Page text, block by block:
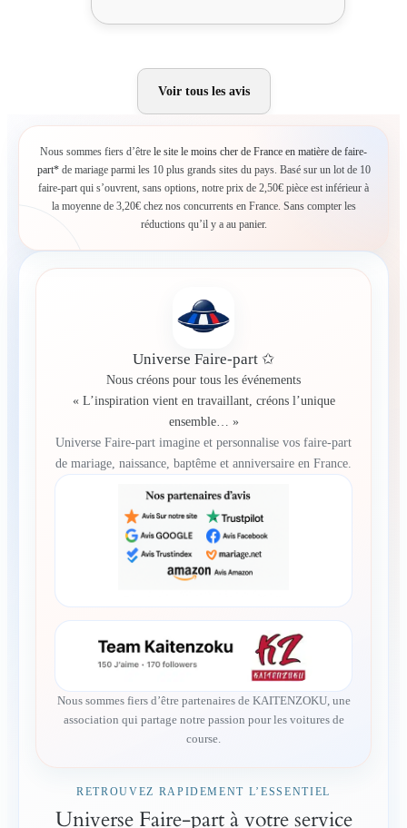
Voir tous les avis
Nous sommes fiers d’être le site le moins cher de France en matière de faire-
part*de mariage parmi les 10 plus grands sites du pays. Basé sur un lot de 10
faire-part qui s’ouvrent, sans options, notre prix de 2,50€ pièce est inférieur à
la moyenne de 3,20€ chez nos concurrents en France. Sans compter les
réductions qu’il y a au panier.
Universe Faire-part ✩
Nous créons pour tous les événements
« L’inspiration vient en travaillant, créons l’unique
ensemble… »
Universe Faire-part imagine et personnalise vos faire-part
de mariage, naissance, baptême et anniversaire en France.
Nous sommes fiers d’être partenaires de KAITENZOKU, une
association qui partage notre passion pour les voitures de
course.
RETROUVEZ RAPIDEMENT L’ESSENTIEL
Universe Faire-part à votre service